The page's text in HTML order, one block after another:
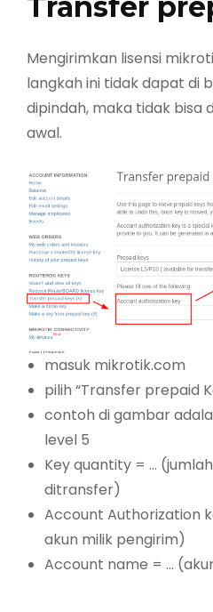
Mengirimkan lisensi
langkah ini tidak dapat di
dipindah, maka tidak bisa
awal.
masuk mikrotik.com
pilih “Transfer prepaid
contoh di gambar
level 5
Key quantity = …
ditransfer)
Account Authorization
akun milik pengirim)
Account name = …